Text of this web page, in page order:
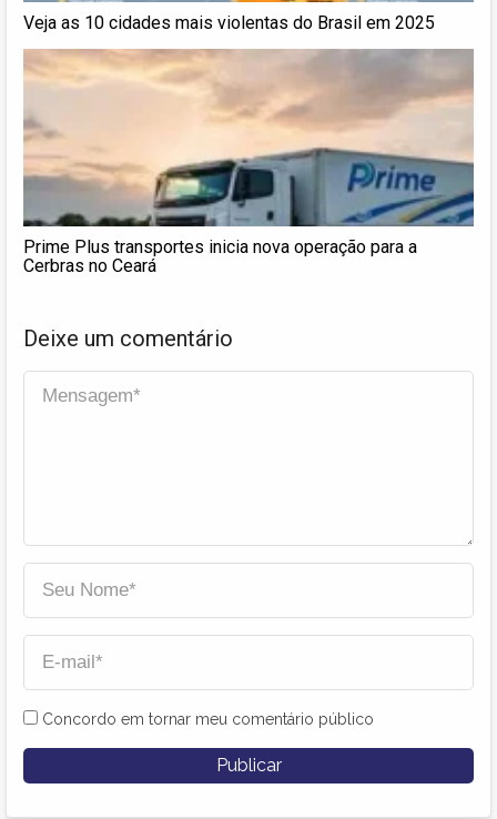
Veja as 10 cidades mais violentas do Brasil em 2025
Prime Plus transportes inicia nova operação para a
Cerbras no Ceará
Deixe um comentário
Concordo em tornar meu comentário público